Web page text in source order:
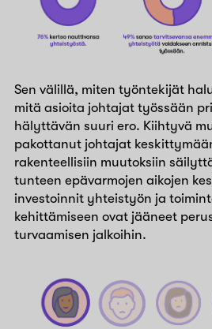
Sen välillä, miten työntekijät
mitä asioita johtajat työssään
hälyttävän suuri ero. Kiihtyvä
pakottanut johtajat
rakenteellisiin muutoksiin
tunteen epävarmojen aikojen
investoinnit yhteistyön ja
kehittämiseen ovat jääneet
turvaamisen jalkoihin.